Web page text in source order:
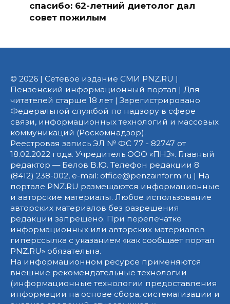
спасибо: 62-летний диетолог дал
совет пожилым
© 2026 | Сетевое издание СМИ PNZ.RU |
Пензенский информационный портал | Для
читателей старше 18 лет | Зарегистрировано
Федеральной службой по надзору в сфере
связи, информационных технологий и массовых
коммуникаций (Роскомнадзор).
Реестровая запись ЭЛ № ФС 77 - 82747 от
18.02.2022 года. Учредитель ООО «ПНЗ». Главный
редактор — Белов В.Ю. Телефон редакции 8
(8412) 238-002, e-mail: office@penzainform.ru | На
портале PNZ.RU размещаются информационные
и авторские материалы. Любое использование
авторских материалов без разрешения
редакции запрещено. При перепечатке
информационных или авторских материалов
гиперссылка с указанием «как сообщает портал
PNZ.RU» обязательна.
На информационном ресурсе применяются
внешние рекомендательные технологии
(информационные технологии предоставления
информации на основе сбора, систематизации и